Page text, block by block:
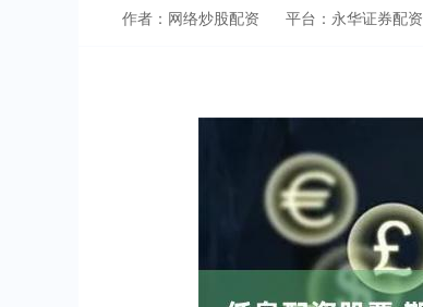
作者：网络炒股配资 平台：永华证券配资